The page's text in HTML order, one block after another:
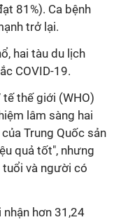
81%). Ca bệnh
trở lại.
hai tàu du lịch
COVID-19.
thế giới (WHO)
lâm sàng hai
Trung Quốc sản
quả tốt", nhưng
và người có
nhận hơn 31,24